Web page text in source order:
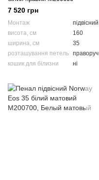
7 520 грн
Монтаж
підвісний
висота, см
160
ширина, см
35
розташування петель праворуч
кошик для білизни
ні